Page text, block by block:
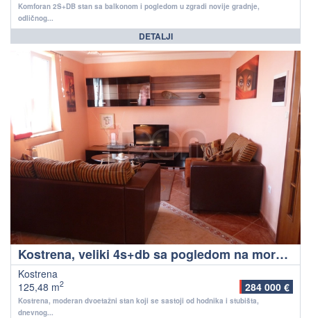
Komforan 2S+DB stan sa balkonom i pogledom u zgradi novije gradnje,
odličnog...
DETALJI
Kostrena, veliki 4s+db sa pogledom na more. !!!
Kostrena
125,48 m2 284 000 €
Kostrena, moderan dvoetažni stan koji se sastoji od hodnika i stubišta,
dnevnog...